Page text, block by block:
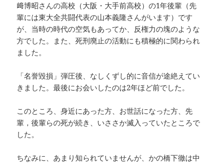
﨑博昭さんの高校（大阪・大手前高校）の1年後輩（先
輩には東大全共闘代表の山本義隆さんがいます）です
が、当時の時代の空気もあってか、反権力の塊のような
方でした。また、死刑廃止の活動にも積極的に関わられ
ました。
「名誉毀損」弾圧後、なしくずし的に音信が途絶えてい
きました。最後にお会いしたのは2年ほど前でした。
このところ、身近にあった方、お世話になった方、先
輩，後輩らの死が続き、いささか滅入っていたところで
した。
ちなみに、あまり知られていませんが、かの橋下徹は中